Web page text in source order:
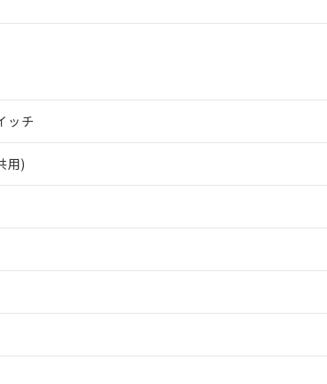
ッチ
用)